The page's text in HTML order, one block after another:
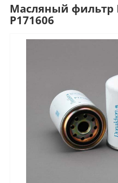
Масляный фильтр
P171606